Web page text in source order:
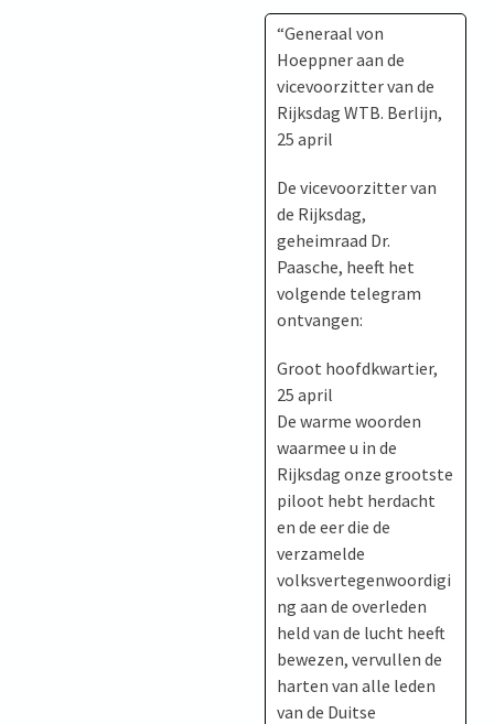
“Generaal von
Hoeppner aan de
vicevoorzitter van de
Rijksdag WTB. Berlijn,
25 april
De vicevoorzitter van
de Rijksdag,
geheimraad Dr.
Paasche, heeft het
volgende telegram
ontvangen:
Groot hoofdkwartier,
25 april
De warme woorden
waarmee u in de
Rijksdag onze grootste
piloot hebt herdacht
en de eer die de
verzamelde
volksvertegenwoordigi
ng aan de overleden
held van de lucht heeft
bewezen, vervullen de
harten van alle leden
van de Duitse